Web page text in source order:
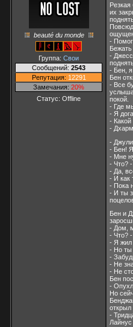
beauté du monde
Группа: Свои
Сообщений: 2543
Репутация: 12291
Замечания: 20%
Статус: Offline
их
-
-
- Бен,
Бен
- Все
покой.
- Где
- Я
- Какой
-
-
- Бен!
- Мне
- Что?
- Да,
- И как
- Пока
- И ты
Бен и
- Дом,
- Что?
- Я жил
- Но ты
-
- Не
- Не
Бен
-
Но
открыл
-